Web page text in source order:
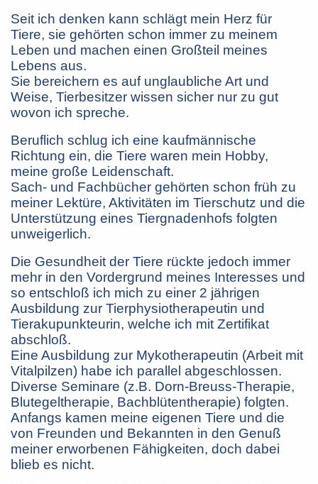
Seit ich denken kann schlägt mein Herz für
Tiere, sie gehörten schon immer zu meinem
Leben und machen einen Großteil meines
Lebens aus.
Sie bereichern es auf unglaubliche Art und
Weise, Tierbesitzer wissen sicher nur zu gut
wovon ich spreche.
Beruflich schlug ich eine kaufmännische
Richtung ein, die Tiere waren mein Hobby,
meine große Leidenschaft.
Sach- und Fachbücher gehörten schon früh zu
meiner Lektüre, Aktivitäten im Tierschutz und die
Unterstützung eines Tiergnadenhofs folgten
unweigerlich.
Die Gesundheit der Tiere rückte jedoch immer
mehr in den Vordergrund meines Interesses und
so entschloß ich mich zu einer 2 jährigen
Ausbildung zur Tierphysiotherapeutin und
Tierakupunkteurin, welche ich mit Zertifikat
abschloß.
Eine Ausbildung zur Mykotherapeutin (Arbeit mit
Vitalpilzen) habe ich parallel abgeschlossen.
Diverse Seminare (z.B. Dorn-Breuss-Therapie,
Blutegeltherapie, Bachblütentherapie) folgten.
Anfangs kamen meine eigenen Tiere und die
von Freunden und Bekannten in den Genuß
meiner erworbenen Fähigkeiten, doch dabei
blieb es nicht.